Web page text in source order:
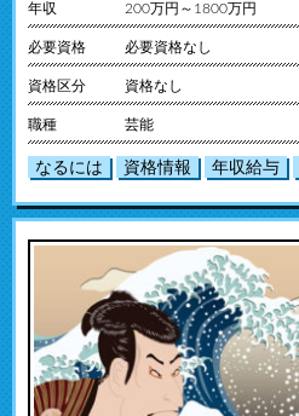
年収 200万円～1800万円
必要資格 必要資格なし
資格区分 資格なし
職種 芸能
なるには 資格情報 年収給与